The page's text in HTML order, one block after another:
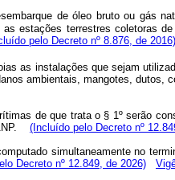
de óleo bruto ou gás
terrestres coletoras
pelo Decreto nº 8.876, de 2016)
as instalações que sejam
ambientais, mangotes,
de que trata o § 1º serão
(Incluído pelo Decreto nº
simultaneamente no
Decreto nº 12.849, de 2026)